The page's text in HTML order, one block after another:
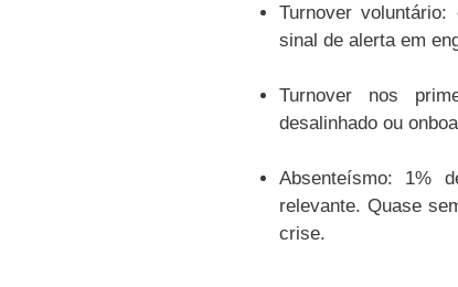
Turnover voluntário:
sinal de alerta em
Turnover nos
desalinhado ou
Absenteísmo: 1%
relevante. Quase
crise.